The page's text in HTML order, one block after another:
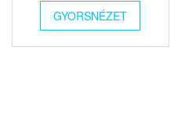
GYORSNÉZET